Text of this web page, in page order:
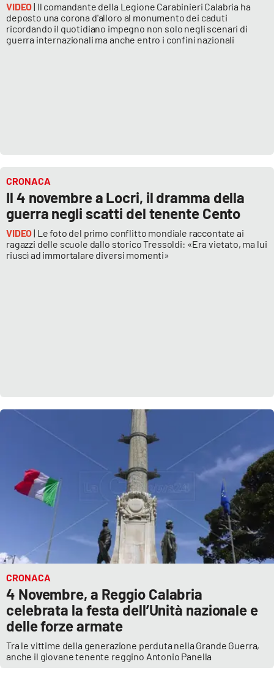
Leggendo Alvaro insieme
Imprese Di Calabria
LaC Network
LaC OnAir
Cosenza
Lamezia Terme
Buona Sanità Calabria
LA
CALABRIAVISIONE
Destinazioni
Eventi
VIDEO| Il comandante della Legione Carabinieri Calabria ha
deposto una corona d'alloro al monumento dei caduti
ricordando il quotidiano impegno non solo negli scenari di
guerra internazionali ma anche entro i confini nazionali
CRONACA
Il 4 novembre a Locri, il dramma della
guerra negli scatti del tenente Cento
VIDEO| Le foto del primo conflitto mondiale raccontate ai
ragazzi delle scuole dallo storico Tressoldi: «Era vietato, ma lui
riuscì ad immortalare diversi momenti»
CRONACA
4 Novembre, a Reggio Calabria
celebrata la festa dell’Unità nazionale e
delle forze armate
Tra le vittime della generazione perduta nella Grande Guerra,
anche il giovane tenente reggino Antonio Panella